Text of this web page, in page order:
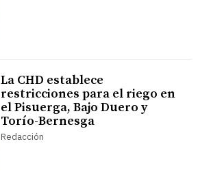
La CHD establece
restricciones para el riego en
el Pisuerga, Bajo Duero y
Torío-Bernesga
Redacción